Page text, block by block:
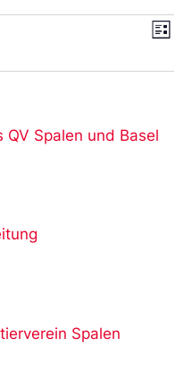
Liste
QV Spalen und Basel
Spalen